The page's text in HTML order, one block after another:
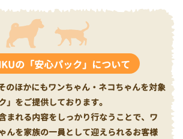
の「安心パック」について
のほかにもワンちゃん・ネコちゃんを対象
」をご提供しております。
まれる内容をしっかり行なうことで、ワ
んを家族の一員として迎えられるお客様